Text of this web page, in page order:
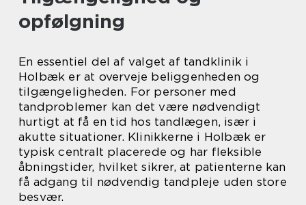
opfølgning
En essentiel del af valget af tandklinik i
Holbæk er at overveje beliggenheden og
tilgængeligheden. For personer med
tandproblemer kan det være nødvendigt
hurtigt at få en tid hos tandlægen, især i
akutte situationer. Klinikkerne i Holbæk er
typisk centralt placerede og har fleksible
åbningstider, hvilket sikrer, at patienterne kan
få adgang til nødvendig tandpleje uden store
besvær.